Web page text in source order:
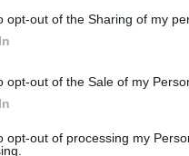
opt-out of the Sharing of my
opt-out of the Sale of my
opt-out of processing my
Žinios Orai
Dėl rekordiškai